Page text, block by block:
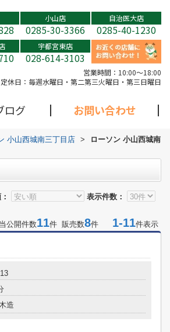
小山店
0285-30-3366
自治医大店
0285-40-1230
宇都宮東店
028-614-3103
営業時間： 10:00～18:00
定休日： 毎週水曜日・第二第三火曜日・第三日曜日
ログ お問い合わせ
小山西城南三丁目店 >
ローソン 小山西城南
表示件数：
公開件数11件 販売数8件 1-11件表示
造